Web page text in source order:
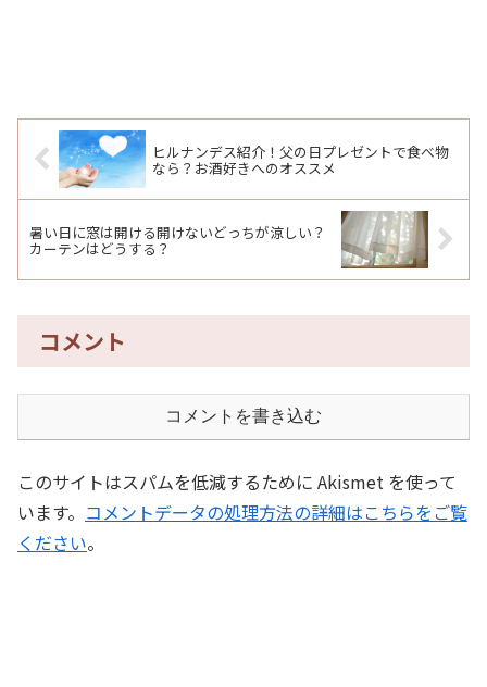
ヒルナンデス紹介！父の日プレゼントで食べ物
なら？お酒好きへのオススメ
暑い日に窓は開ける開けないどっちが涼しい？
カーテンはどうする？
コメント
コメントを書き込む
このサイトはスパムを低減するために Akismet を使って
います。 コメントデータの処理方法の詳細はこちらをご覧
ください。